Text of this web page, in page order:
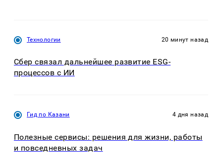
Технологии 20 минут назад
Сбер связал дальнейшее развитие ESG-
процессов с ИИ
Гид по Казани 4 дня назад
Полезные сервисы: решения для жизни, работы
и повседневных задач